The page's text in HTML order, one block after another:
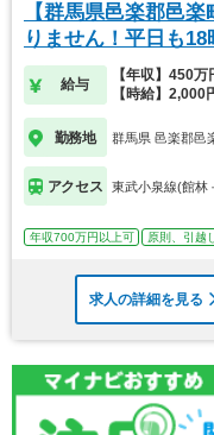
【群馬県邑楽郡邑
りません！平日も
切
給与
【年収】450
【時給】2,000
勤務地 群馬県 邑楽郡邑
アクセス 東武小泉線(館林
年収700万円以上可 原則、引越
求人の詳細を見る